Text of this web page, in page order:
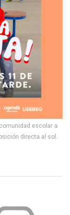
escolar a
directa al sol.